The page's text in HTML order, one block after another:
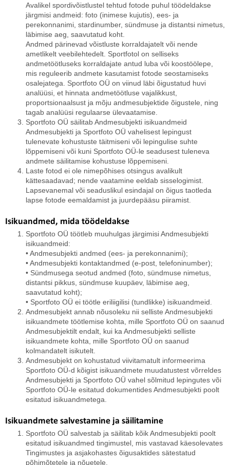
Avalikel spordivõistlustel tehtud fotode puhul töödeldakse
järgmisi andmeid: foto (inimese kujutis), ees- ja
perekonnanimi, stardinumber, sündmuse ja distantsi nimetus,
läbimise aeg, saavutatud koht.
Andmed pärinevad võistluste korraldajatelt või nende
ametlikelt veebilehtedelt. Sportfotol on selliseks
andmetöötluseks korraldajate antud luba või koostöölepe,
mis reguleerib andmete kasutamist fotode seostamiseks
osalejatega. Sportfoto OÜ on viinud läbi õigustatud huvi
analüüsi, et hinnata andmetöötluse vajalikkust,
proportsionaalsust ja mõju andmesubjektide õigustele, ning
tagab analüüsi regulaarse ülevaatamise.
Sportfoto OÜ säilitab Andmesubjekti isikuandmeid
Andmesubjekti ja Sportfoto OÜ vahelisest lepingust
tulenevate kohustuste täitmiseni või lepingulise suhte
lõppemiseni või kuni Sportfoto OÜ-le seadusest tuleneva
andmete säilitamise kohustuse lõppemiseni.
Laste fotod ei ole nimepõhises otsingus avalikult
kättesaadavad; nende vaatamine eeldab sisselogimist.
Lapsevanemal või seaduslikul esindajal on õigus taotleda
lapse fotode eemaldamist ja juurdepääsu piiramist.
Isikuandmed, mida töödeldakse
Sportfoto OÜ töötleb muuhulgas järgimisi Andmesubjekti
isikuandmeid:
• Andmesubjekti andmed (ees- ja perekonnanimi);
• Andmesubjekti kontaktandmed (e-post, telefoninumber);
• Sündmusega seotud andmed (foto, sündmuse nimetus,
distantsi pikkus, sündmuse kuupäev, läbimise aeg,
saavutatud koht);
• Sportfoto OÜ ei töötle eriliigilisi (tundlikke) isikuandmeid.
Andmesubjekt annab nõusoleku nii selliste Andmesubjekti
isikuandmete töötlemise kohta, mille Sportfoto OÜ on saanud
Andmesubjektilt endalt, kui ka Andmesubjekti selliste
isikuandmete kohta, mille Sportfoto OÜ on saanud
kolmandatelt isikutelt.
Andmesubjekt on kohustatud viivitamatult informeerima
Sportfoto OÜ-d kõigist isikuandmete muudatustest võrreldes
Andmesubjekti ja Sportfoto OÜ vahel sõlmitud lepingutes või
Sportfoto OÜ-le esitatud dokumentides Andmesubjekti poolt
esitatud isikuandmetega.
Isikuandmete salvestamine ja säilitamine
Sportfoto OÜ salvestab ja säilitab kõik Andmesubjekti poolt
esitatud isikuandmed tingimustel, mis vastavad käesolevates
Tingimustes ja asjakohastes õigusaktides sätestatud
põhimõtetele ja nõuetele.